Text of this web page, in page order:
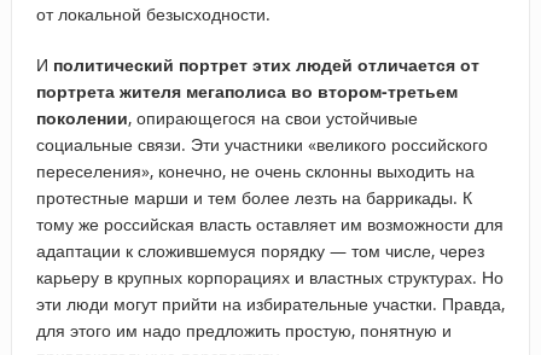
от локальной безысходности.
И политический портрет этих людей отличается от
портрета жителя мегаполиса во втором-третьем
поколении, опирающегося на свои устойчивые
социальные связи. Эти участники «великого российского
переселения», конечно, не очень склонны выходить на
протестные марши и тем более лезть на баррикады. К
тому же российская власть оставляет им возможности для
адаптации к сложившемуся порядку — том числе, через
карьеру в крупных корпорациях и властных структурах. Но
эти люди могут прийти на избирательные участки. Правда,
для этого им надо предложить простую, понятную и